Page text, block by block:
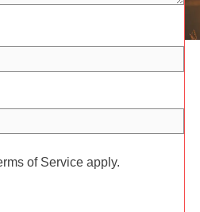
of Service apply.